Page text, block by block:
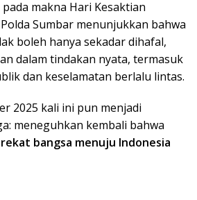
makna Hari Kesaktian
Sumbar menunjukkan bahwa
boleh hanya sekadar dihafal,
dalam tindakan nyata, termasuk
dan keselamatan berlalu lintas.
2025 kali ini pun menjadi
meneguhkan kembali bahwa
bangsa menuju Indonesia